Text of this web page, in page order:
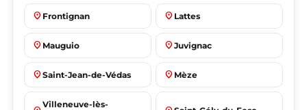
place Frontignan place Lattes
place Mauguio place Juvignac
place Saint-Jean-de-Védas place Mèze
Villeneuve-lès-